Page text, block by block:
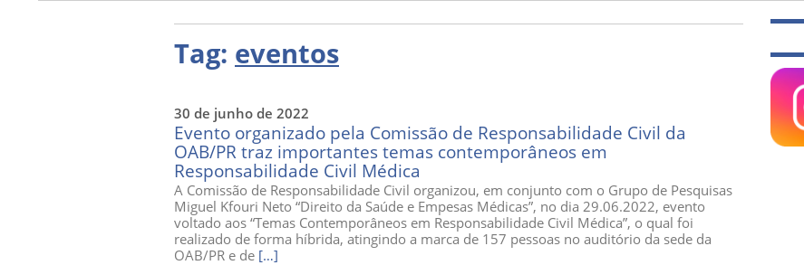
Tag: eventos
30 de junho de 2022
Evento organizado pela Comissão de Responsabilidade Civil da
OAB/PR traz importantes temas contemporâneos em
Responsabilidade Civil Médica
A Comissão de Responsabilidade Civil organizou, em conjunto com o Grupo de Pesquisas
Miguel Kfouri Neto “Direito da Saúde e Empesas Médicas”, no dia 29.06.2022, evento
voltado aos “Temas Contemporâneos em Responsabilidade Civil Médica”, o qual foi
realizado de forma híbrida, atingindo a marca de 157 pessoas no auditório da sede da
OAB/PR e de […]